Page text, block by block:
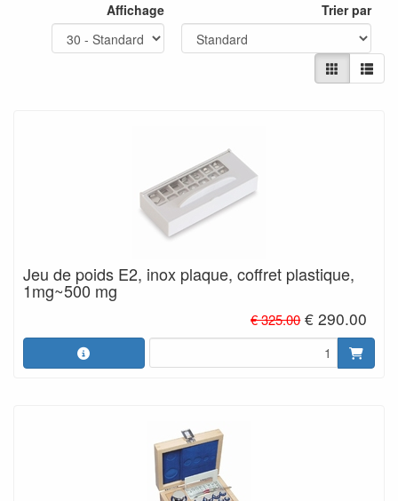
Affichage Trier par
Jeu de poids E2, inox plaque, coffret plastique,
1mg~500 mg
€ 325.00 € 290.00